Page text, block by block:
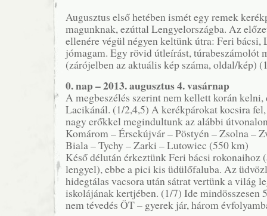
Augusztus első hetében ismét egy remek
magunknak, ezúttal Lengyelországba. Az
ellenére végül négyen keltünk útra: Feri bácsi,
jómagam. Egy rövid útleírást, túrabeszámolót
(zárójelben az aktuális kép száma, oldal/kép)
0. nap – 2013. augusztus 4. vasárnap
A megbeszélés szerint nem kellett korán
Lacikánál. (1/2,4,5) A kerékpárokat kocsira
nagy erőkkel megindultunk az alábbi
Komárom – Érsekújvár – Pöstyén – Zsolna –
Biala – Tychy – Zarki – Lutowiec (550 km)
Késő délután érkeztünk Feri bácsi rokonaihoz
lengyel), ebbe a pici kis üdülőfaluba. Az
hidegtálas vacsora után sátrat vertünk a világ
iskolájának kertjében. (1/7) Ide mindösszesen
nem tévedés ÖT – gyerek jár, három